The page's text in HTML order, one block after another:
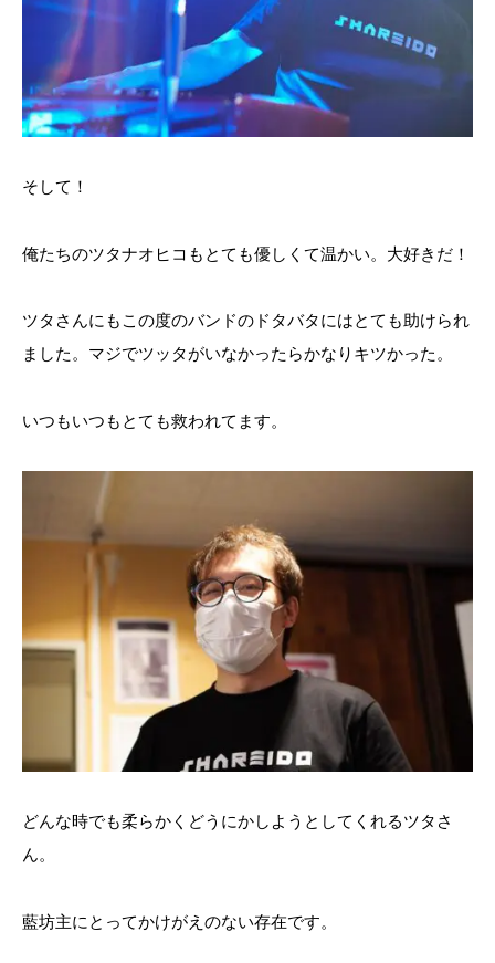
そして！
俺たちのツタナオヒコもとても優しくて温かい。大好きだ！
ツタさんにもこの度のバンドのドタバタにはとても助けられ
ました。マジでツッタがいなかったらかなりキツかった。
いつもいつもとても救われてます。
どんな時でも柔らかくどうにかしようとしてくれるツタさ
ん。
藍坊主にとってかけがえのない存在です。